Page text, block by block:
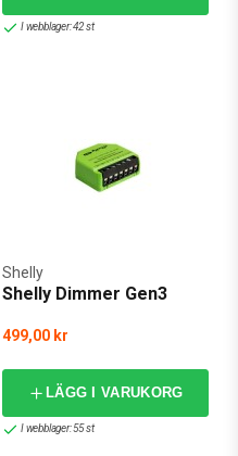
I webblager: 42 st
Shelly Dimmer Gen3
Shelly
499,00 kr
LÄGG I VARUKORG
I webblager: 55 st